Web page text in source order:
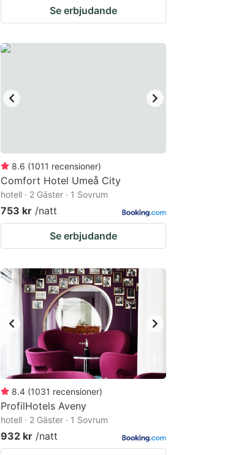
Se erbjudande
8.6 (1011 recensioner)
Comfort Hotel Umeå City
hotell · 2 Gäster · 1 Sovrum
753 kr /natt
Se erbjudande
8.4 (1031 recensioner)
ProfilHotels Aveny
hotell · 2 Gäster · 1 Sovrum
932 kr /natt